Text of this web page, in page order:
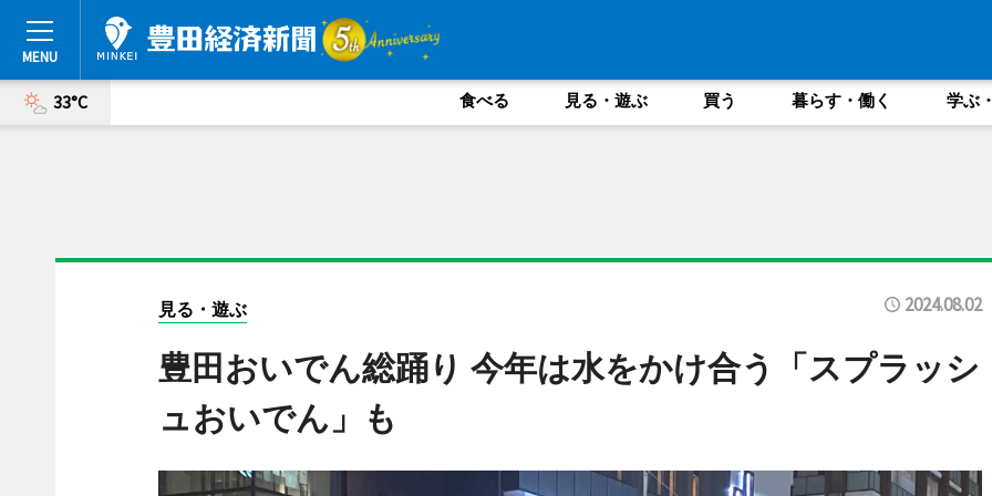
33°C 食べる 見る・遊ぶ 買う 暮らす・働く 学ぶ
見る・遊ぶ 2024.08.02
豊田おいでん総踊り 今年は水をかけ合う「スプラッシ
ュおいでん」も